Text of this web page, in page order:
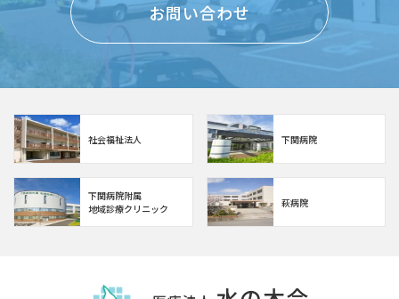
お問い合わせ
社会福祉法人 下関病院
下関病院附属
地域診療クリニック
萩病院